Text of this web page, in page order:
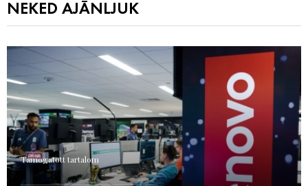
NEKED AJÁNLJUK
Támogatott tartalom